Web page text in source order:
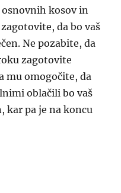
kosov in
da bo vaš
Ne pozabite, da
zagotovite
mu omogočite, da
oblačili bo vaš
kar pa je na koncu